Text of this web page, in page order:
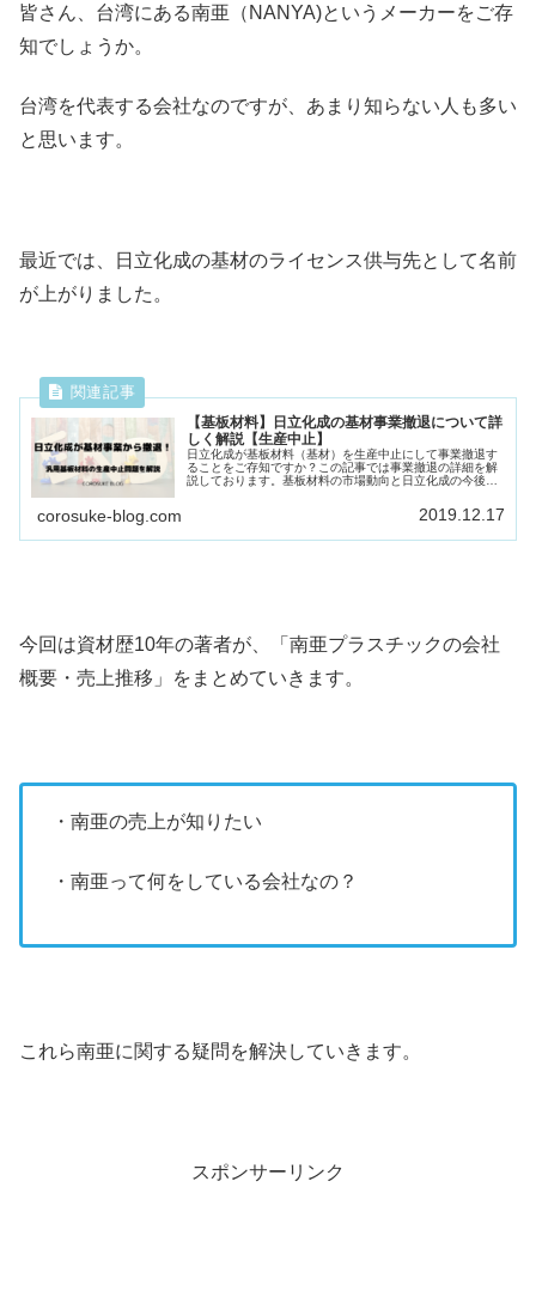
皆さん、台湾にある南亜（NANYA)というメーカーをご存
知でしょうか。
台湾を代表する会社なのですが、あまり知らない人も多い
と思います。
最近では、日立化成の基材のライセンス供与先として名前
が上がりました。
【基板材料】日立化成の基材事業撤退について詳
しく解説【生産中止】
日立化成が基板材料（基材）を生産中止にして事業撤退す
ることをご存知ですか？この記事では事業撤退の詳細を解
説しております。基板材料の市場動向と日立化成の今後が
corosuke-blog.com 2019.12.17
今回は資材歴10年の著者が、「南亜プラスチックの会社
概要・売上推移」をまとめていきます。
・南亜の売上が知りたい
・南亜って何をしている会社なの？
これら南亜に関する疑問を解決していきます。
スポンサーリンク